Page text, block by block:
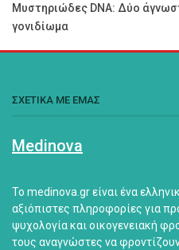
Μυστηριώδες DNA: Δύο
γονιδίωμα
ΣΧΕΤΙΚΑ ΜΕ ΕΜΑΣ
Medinova
Το medinova.gr είναι ένα
αξιόπιστες πληροφορίες για
ψυχολογία και οικογενειακή
τους αναγνώστες να